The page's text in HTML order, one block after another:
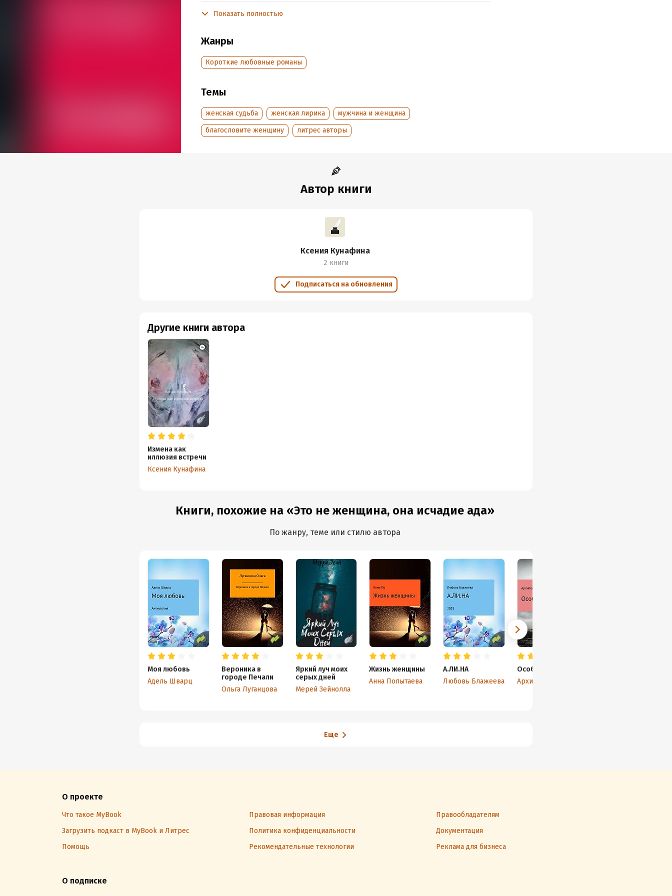
Дата написания:
Объем:4713
Год издания:2018
Показать полностью
Жанры
Короткие любовные романы
Темы
женская судьба женская лирика
мужчина и женщина
благословите женщину
литрес авторы
Автор книги
Ксения Кунафина
2 книги
Подписаться на обновления
Другие книги автора
Измена как
иллюзия встречи
Ксения Кунафина
Книги, похожие на «Это не женщина, она исчадие ада»
По жанру, теме или стилю автора
Моя любовь
Адель Шварц
Вероника в
городе Печали
Ольга Луганцова
Яркий луч моих
серых дней
Мерей Зейнолла
Жизнь женщины
Анна Попытаева
А.ЛИ.НА
Любовь Блажеева
Особенная
Архипова А.
Еще
О проекте
Что такое MyBook Правовая информация
Правообладателям
Загрузить подкаст в MyBook и Литрес
Политика конфиденциальности
Документация
Помощь
Рекомендательные технологии Реклама для бизнеса
О подписке